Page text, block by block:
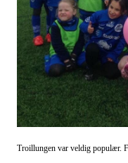
Troillungen var veldig populær.